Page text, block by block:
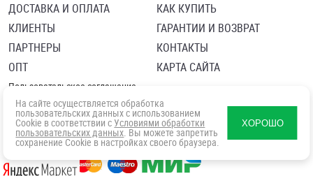
ДОСТАВКА И ОПЛАТА
КЛИЕНТЫ
ПАРТНЕРЫ
ОПТ
КАК КУПИТЬ
ГАРАНТИИ И ВОЗВРАТ
КОНТАКТЫ
КАРТА САЙТА
Пользовательское соглашение
Политика в отношении обработки персональных данных
Согласие посетителя сайта на обработку персональных данны
На сайте осуществляется обработка
пользовательских данных с использованием
Cookie в соответствии с Условиями обработки
пользовательских данных. Вы можете запретить
сохранение Cookie в настройках своего браузера.
ХОРОШО